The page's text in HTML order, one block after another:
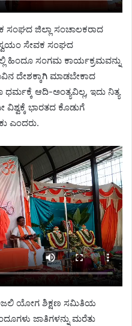
ಸಂಘದ ಜಿಲ್ಲಾ ಸಂಚಾಲಕರಾದ
ಸೇವಕ ಸಂಘದ
ಹಿಂದೂ ಸಂಗಮ ಕಾರ್ಯಕ್ರಮವನ್ನು
ದೇಶಕ್ಕಾಗಿ ಮಾಡಬೇಕಾದ
ಧರ್ಮಕ್ಕೆ ಆದಿ-ಅಂತ್ಯವಿಲ್ಲ, ಇದು ನಿತ್ಯ
ವಿಶ್ವಕ್ಕೆ ಭಾರತದ ಕೊಡುಗೆ
ಎಂದರು.
ಯೋಗ ಶಿಕ್ಷಣ ಸಮಿತಿಯ
ಜಾತಿಗಳನ್ನು ಮರೆತು